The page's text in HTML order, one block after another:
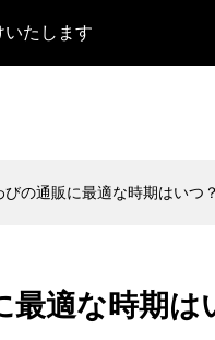
いたします
びの通販に最適な時期はいつ？
最適な時期は